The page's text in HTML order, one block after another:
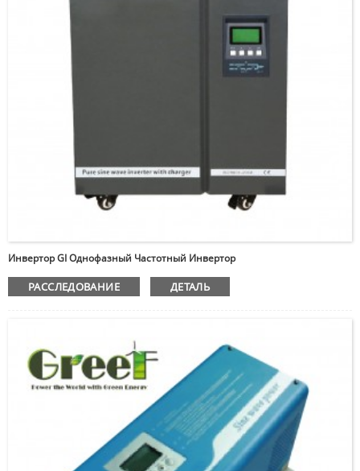
Инвертор GI Однофазный Частотный Инвертор
РАССЛЕДОВАНИЕ ДЕТАЛЬ